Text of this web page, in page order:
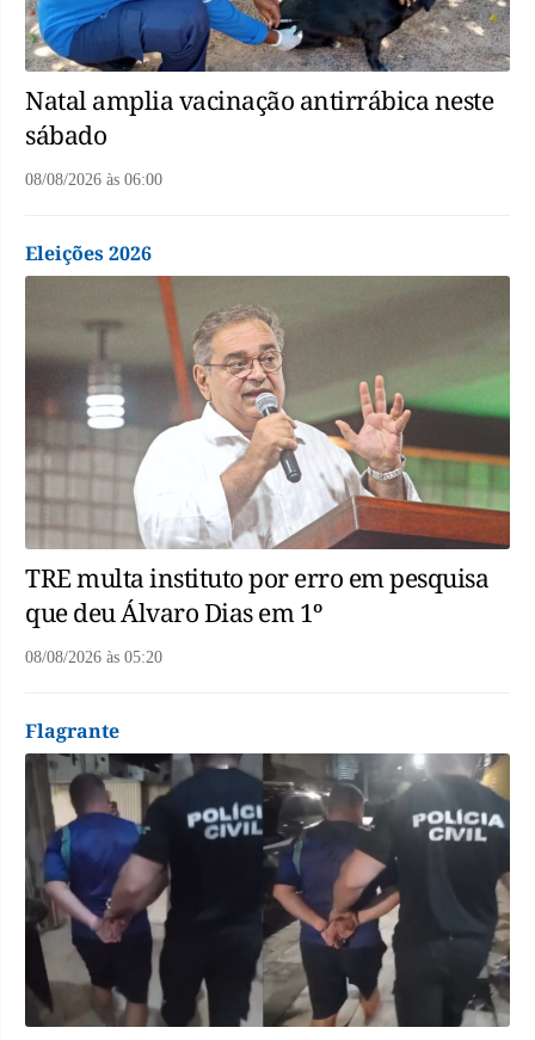
Natal amplia vacinação antirrábica neste
sábado
08/08/2026 às 06:00
Eleições 2026
TRE multa instituto por erro em pesquisa
que deu Álvaro Dias em 1º
08/08/2026 às 05:20
Flagrante